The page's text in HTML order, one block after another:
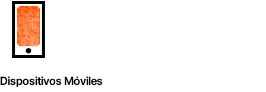
Dispositivos Móviles